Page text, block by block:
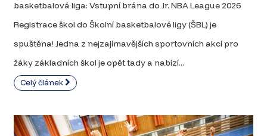
basketbalová liga: Vstupní brána do Jr. NBA League 2026
Registrace škol do Školní basketbalové ligy (ŠBL) je
spuštěna! Jedna z nejzajímavějších sportovních akcí pro
žáky základních škol je opět tady a nabízí...
Celý článek